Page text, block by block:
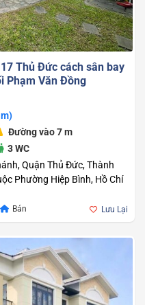
Thủ Đức cách sân bay
Phạm Văn Đồng
Đường vào 7 m
3 WC
Quận Thủ Đức, Thành
Phường Hiệp Bình, Hồ Chí
Bán
Giá
gốc
Giá
hiện
Lưu Lại